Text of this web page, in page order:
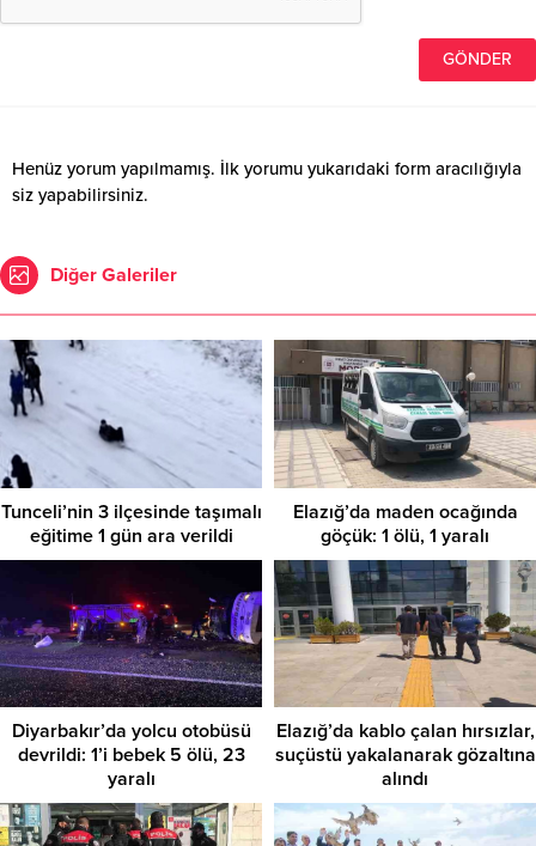
Henüz yorum yapılmamış. İlk yorumu yukarıdaki form aracılığıyla
siz yapabilirsiniz.
Diğer Galeriler
Tunceli’nin 3 ilçesinde taşımalı
eğitime 1 gün ara verildi
Elazığ’da maden ocağında
göçük: 1 ölü, 1 yaralı
Diyarbakır’da yolcu otobüsü
devrildi: 1’i bebek 5 ölü, 23
yaralı
Elazığ’da kablo çalan hırsızlar,
suçüstü yakalanarak gözaltına
alındı